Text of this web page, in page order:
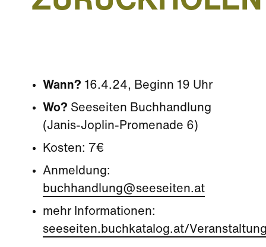
Wann? 16.4.24, Beginn 19 Uhr
Wo? Seeseiten Buchhandlung
(Janis-Joplin-Promenade 6)
Kosten: 7€
Anmeldung:
buchhandlung@seeseiten.at
mehr Informationen:
seeseiten.buchkatalog.at/